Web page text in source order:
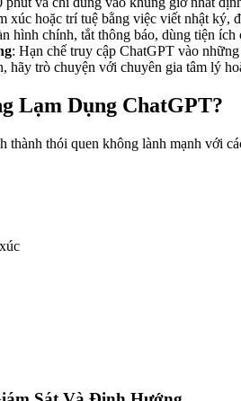
xúc hoặc trí tuệ bằng việc viết nhật ký,
hình chính, tắt thông báo, dùng tiện ích
: Hạn chế truy cập ChatGPT vào
hãy trò chuyện với chuyên gia tâm lý
Lạm Dụng ChatGPT?
thói quen không lành mạnh với